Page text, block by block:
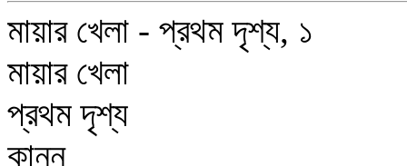
মায়ার খেলা - প্রথম দৃশ্য, ১
মায়ার খেলা
প্রথম দৃশ্য
কানন